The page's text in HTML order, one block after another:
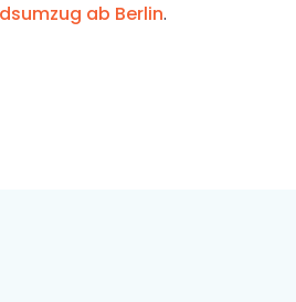
ab Berlin.